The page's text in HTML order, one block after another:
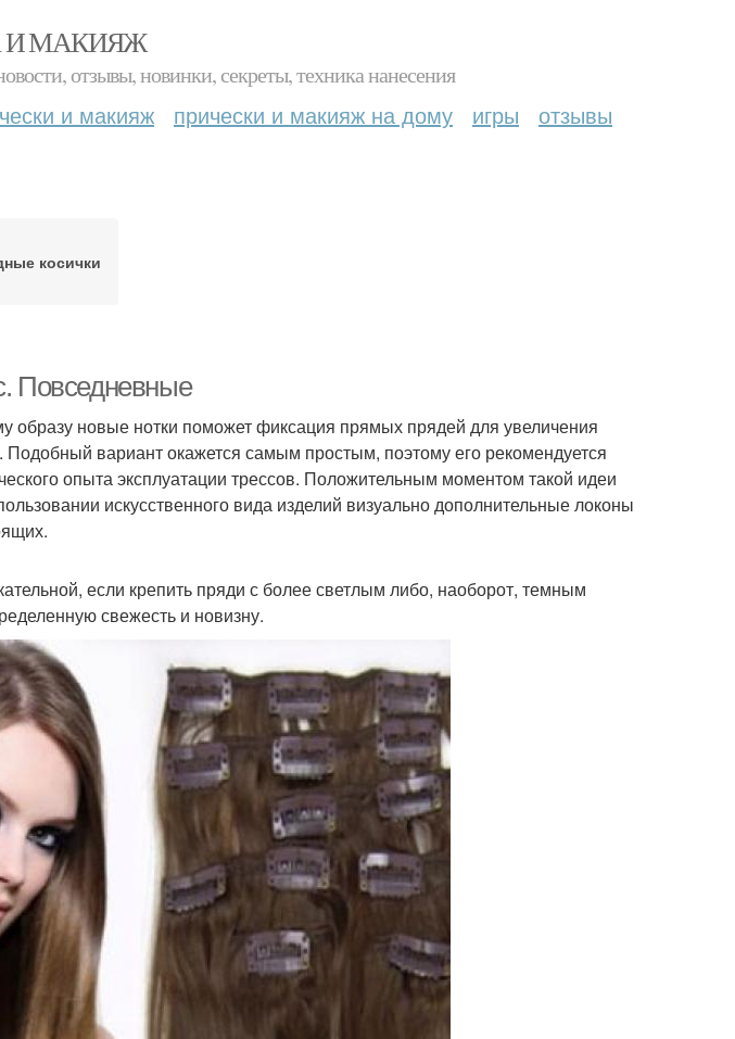
И МАКИЯЖ
отзывы, новинки, секреты, техника нанесения
и макияж прически и макияж на дому игры отзывы
косички
Повседневные
образу новые нотки поможет фиксация прямых прядей для увеличения
вариант окажется самым простым, поэтому его рекомендуется
опыта эксплуатации трессов. Положительным моментом такой идеи
искусственного вида изделий визуально дополнительные локоны
если крепить пряди с более светлым либо, наоборот, темным
свежесть и новизну.